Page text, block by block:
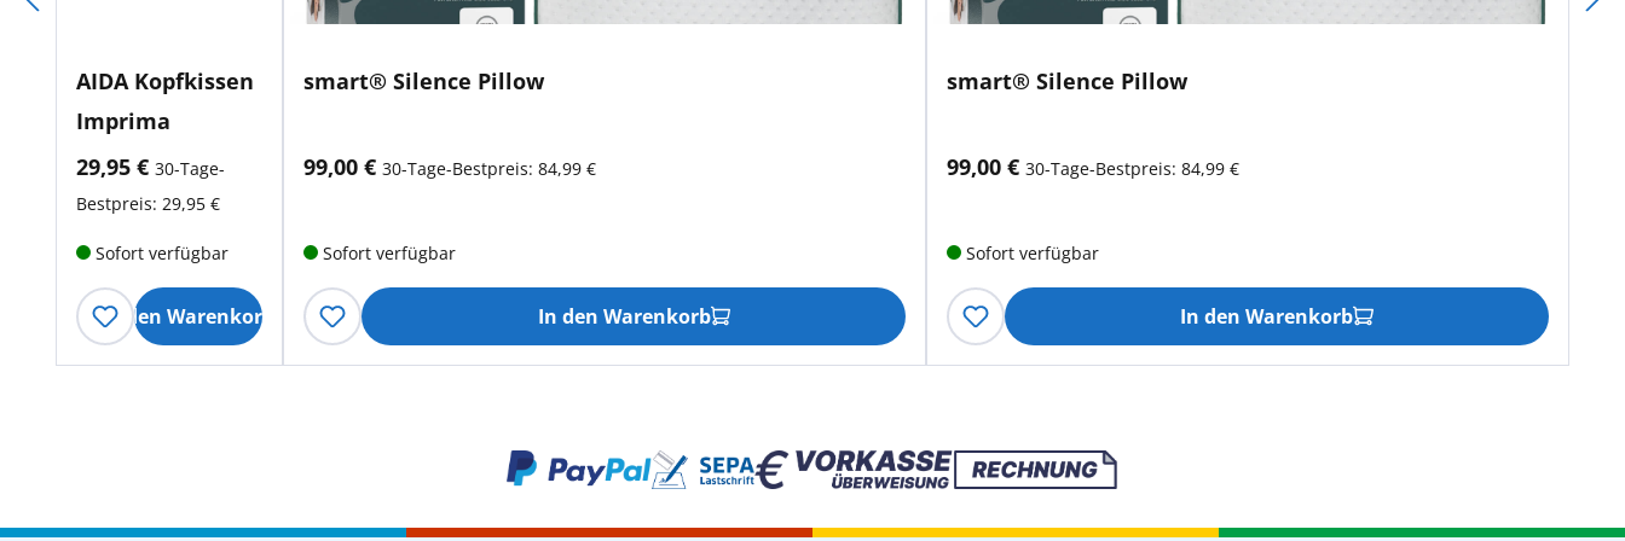
AIDA Kopfkissen
Imprima
aktueller Preis:
29,95 € 30-Tage-
Bestpreis: 29,95 €
Sofort verfügbar
In den Warenkorb
smart® Silence Pillow
aktueller Preis:
99,00 €30-Tage-Bestpreis: 84,99 €
Sofort verfügbar
In den Warenkorb
smart® Silence Pillow
aktueller Preis:
99,00 €30-Tage-Bestpreis: 84,99 €
Sofort verfügbar
In den Warenkorb